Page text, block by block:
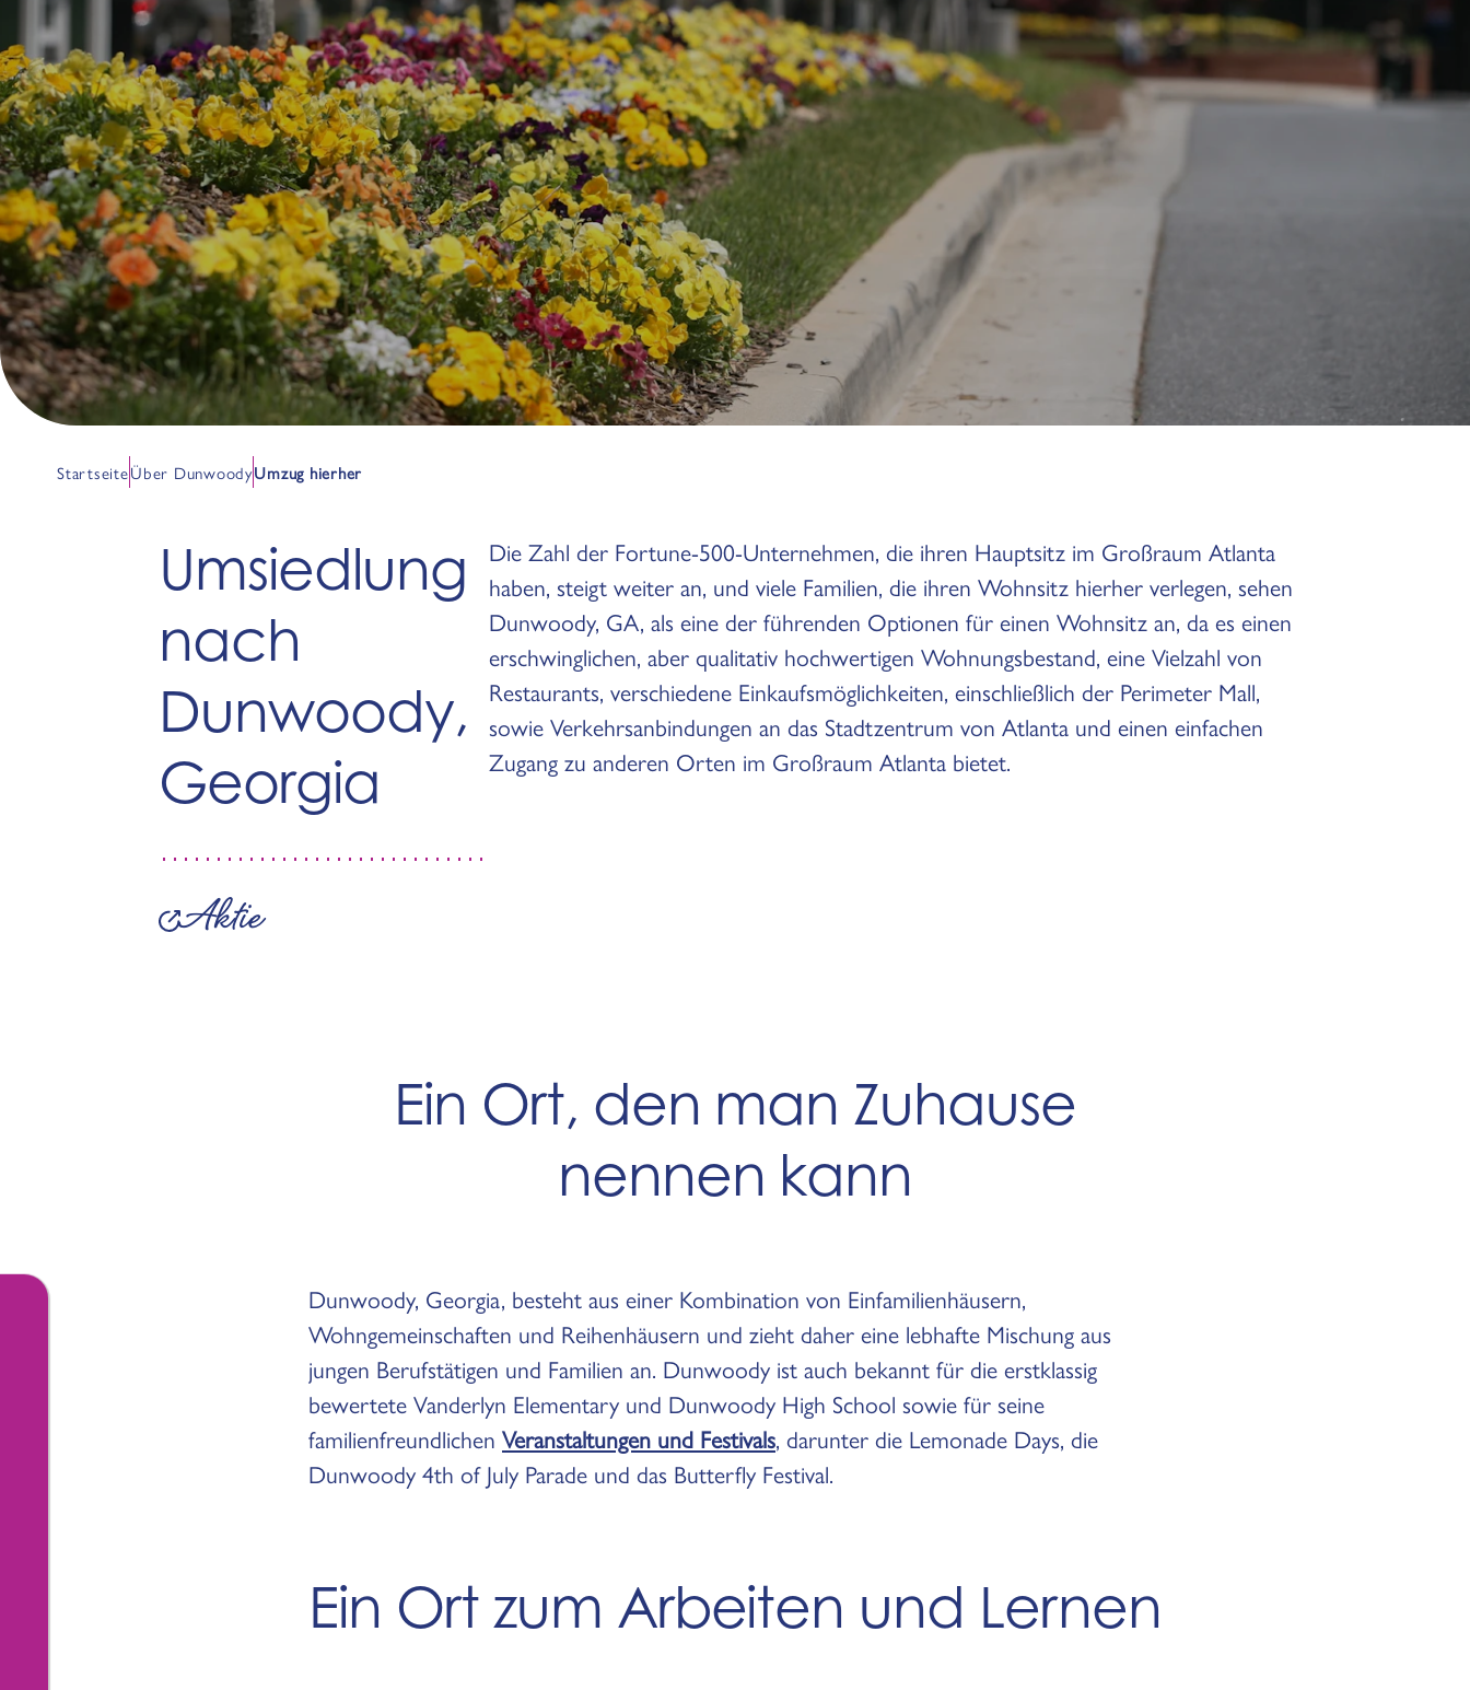
StartseiteÜber DunwoodyUmzug hierher
Umsiedlung
nach
Dunwoody,
Georgia
Aktie
Die Zahl der Fortune-500-Unternehmen, die ihren Hauptsitz im Großraum Atlanta
haben, steigt weiter an, und viele Familien, die ihren Wohnsitz hierher verlegen, sehen
Dunwoody, GA, als eine der führenden Optionen für einen Wohnsitz an, da es einen
erschwinglichen, aber qualitativ hochwertigen Wohnungsbestand, eine Vielzahl von
Restaurants, verschiedene Einkaufsmöglichkeiten, einschließlich der Perimeter Mall,
sowie Verkehrsanbindungen an das Stadtzentrum von Atlanta und einen einfachen
Zugang zu anderen Orten im Großraum Atlanta bietet.
Ein Ort, den man Zuhause
nennen kann
Dunwoody, Georgia, besteht aus einer Kombination von Einfamilienhäusern,
Wohngemeinschaften und Reihenhäusern und zieht daher eine lebhafte Mischung aus
jungen Berufstätigen und Familien an. Dunwoody ist auch bekannt für die erstklassig
bewertete Vanderlyn Elementary und Dunwoody High School sowie für seine
familienfreundlichen Veranstaltungen und Festivals, darunter die Lemonade Days, die
Dunwoody 4th of July Parade und das Butterfly Festival.
Ein Ort zum Arbeiten und Lernen